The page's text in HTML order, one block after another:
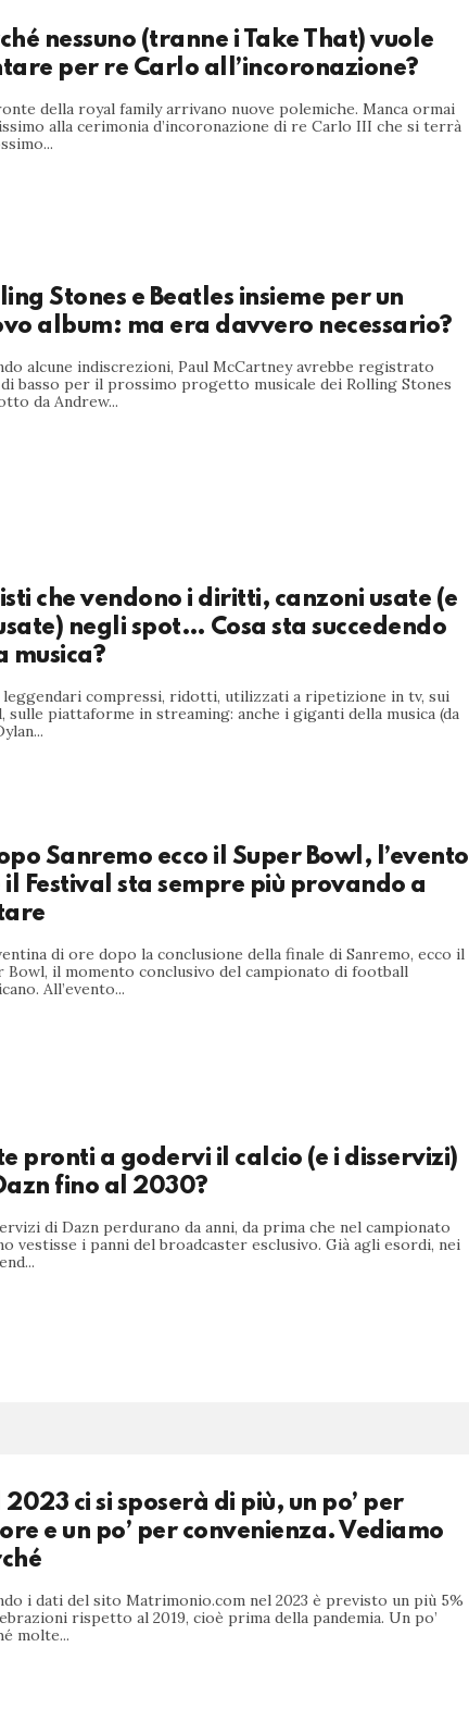
nessuno (tranne i Take That) vuole
per re Carlo all’incoronazione?
della royal family arrivano nuove polemiche. Manca ormai
alla cerimonia d’incoronazione di re Carlo III che si terrà
Stones e Beatles insieme per un
album: ma era davvero necessario?
alcune indiscrezioni, Paul McCartney avrebbe registrato
basso per il prossimo progetto musicale dei Rolling Stones
da Andrew...
che vendono i diritti, canzoni usate (e
negli spot… Cosa sta succedendo
musica?
leggendari compressi, ridotti, utilizzati a ripetizione in tv, sui
sulle piattaforme in streaming: anche i giganti della musica (da
Sanremo ecco il Super Bowl, l’evento
il Festival sta sempre più provando a
di ore dopo la conclusione della finale di Sanremo, ecco il
Bowl, il momento conclusivo del campionato di football
All’evento...
pronti a godervi il calcio (e i disservizi)
fino al 2030?
di Dazn perdurano da anni, da prima che nel campionato
vestisse i panni del broadcaster esclusivo. Già agli esordi, nei
2023 ci si sposerà di più, un po’ per
e un po’ per convenienza. Vediamo
i dati del sito Matrimonio.com nel 2023 è previsto un più 5%
rispetto al 2019, cioè prima della pandemia. Un po’
molte...